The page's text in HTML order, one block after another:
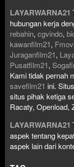
LAYARWARNA21
hubungan kerja
rebahin, cgvindo,
kawanfilm21,
Juraganfilm21,
Pusatfilm21,
Kami tidak pernah
savefilm21 ini.
situs pihak ketiga
Racaty, Openload,
LAYARWARNA21
aspek tentang
aspek lain dari